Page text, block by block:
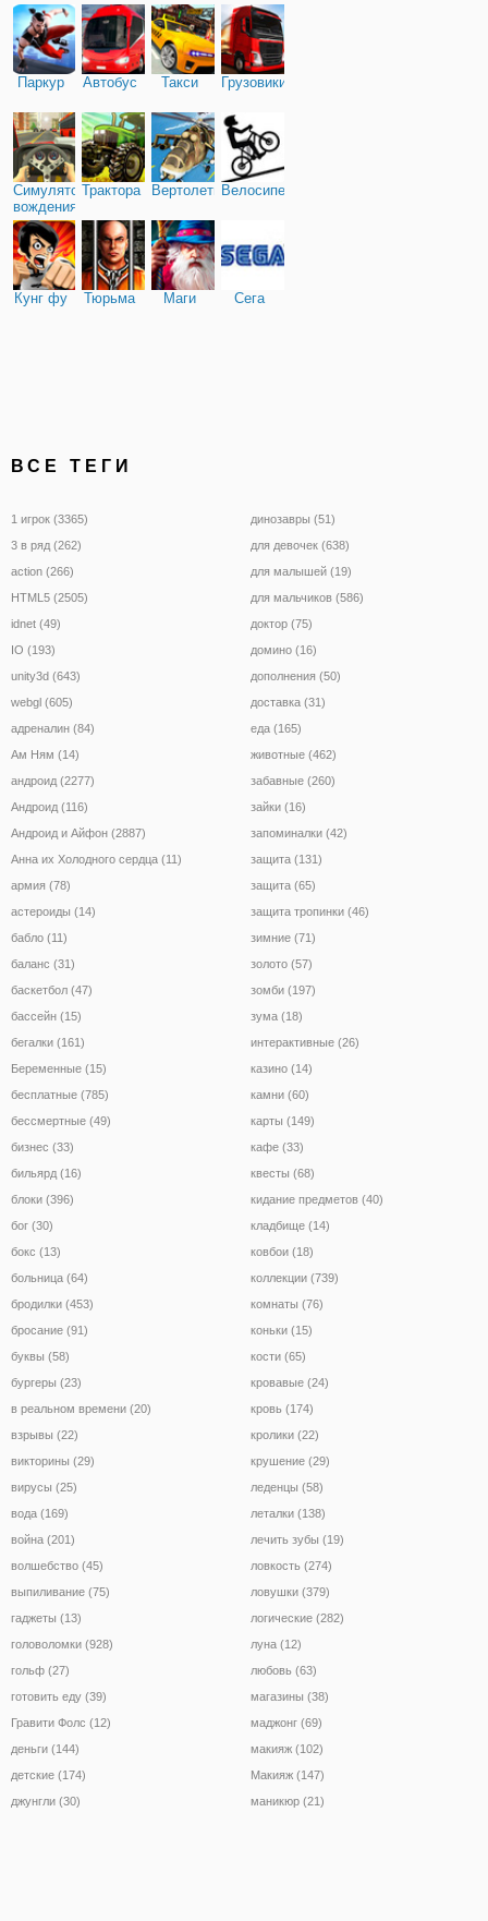
Паркур Автобус Такси Грузовики
Симулятор
вождения
Трактора ВертолетыВелосипед
Кунг фу Тюрьма Маги Сега
ВСЕ ТЕГИ
1 игрок (3365)
3 в ряд (262)
action (266)
HTML5 (2505)
idnet (49)
IO (193)
unity3d (643)
webgl (605)
адреналин (84)
Ам Ням (14)
андроид (2277)
Андроид (116)
Андроид и Айфон (2887)
Анна их Холодного сердца (11)
армия (78)
астероиды (14)
бабло (11)
баланс (31)
баскетбол (47)
бассейн (15)
бегалки (161)
Беременные (15)
бесплатные (785)
бессмертные (49)
бизнес (33)
бильярд (16)
блоки (396)
бог (30)
бокс (13)
больница (64)
бродилки (453)
бросание (91)
буквы (58)
бургеры (23)
в реальном времени (20)
взрывы (22)
викторины (29)
вирусы (25)
вода (169)
война (201)
волшебство (45)
выпиливание (75)
гаджеты (13)
головоломки (928)
гольф (27)
готовить еду (39)
Гравити Фолс (12)
деньги (144)
детские (174)
джунгли (30)
динозавры (51)
для девочек (638)
для малышей (19)
для мальчиков (586)
доктор (75)
домино (16)
дополнения (50)
доставка (31)
еда (165)
животные (462)
забавные (260)
зайки (16)
запоминалки (42)
защита (131)
защита (65)
защита тропинки (46)
зимние (71)
золото (57)
зомби (197)
зума (18)
интерактивные (26)
казино (14)
камни (60)
карты (149)
кафе (33)
квесты (68)
кидание предметов (40)
кладбище (14)
ковбои (18)
коллекции (739)
комнаты (76)
коньки (15)
кости (65)
кровавые (24)
кровь (174)
кролики (22)
крушение (29)
леденцы (58)
леталки (138)
лечить зубы (19)
ловкость (274)
ловушки (379)
логические (282)
луна (12)
любовь (63)
магазины (38)
маджонг (69)
макияж (102)
Макияж (147)
маникюр (21)